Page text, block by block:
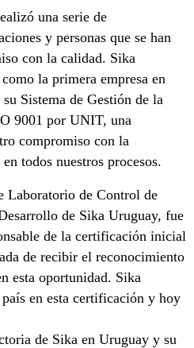
una serie de
y personas que se han
con la calidad. Sika
la primera empresa en
Sistema de Gestión de la
9001 por UNIT, una
compromiso con la
todos nuestros procesos.
Laboratorio de Control de
de Sika Uruguay, fue
de la certificación inicial
de recibir el reconocimiento
esta oportunidad. Sika
en esta certificación y hoy
de Sika en Uruguay y su